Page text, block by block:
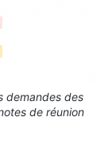
demandes des
de réunion